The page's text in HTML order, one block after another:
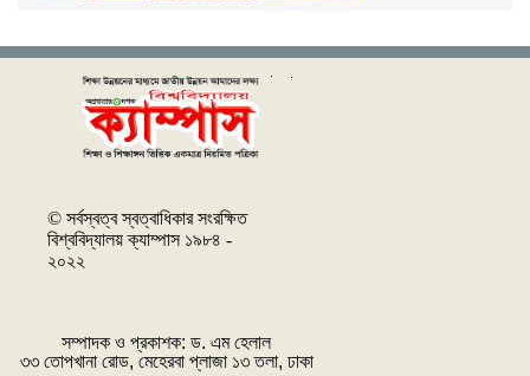
© সর্বস্বত্ব স্বত্বাধিকার সংরক্ষিত
বিশ্ববিদ্যালয় ক্যাম্পাস ১৯৮৪ -
২০২২
সম্পাদক ও প্রকাশক: ‌ড. এম হেলাল
৩৩ তোপখানা রোড, মেহেরবা প্লাজা ১৩ তলা, ঢাকা